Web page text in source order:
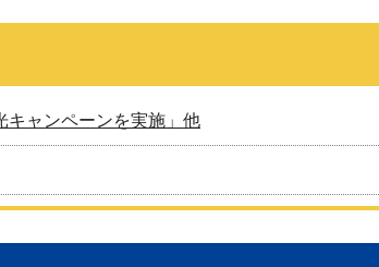
キャンペーンを実施」他